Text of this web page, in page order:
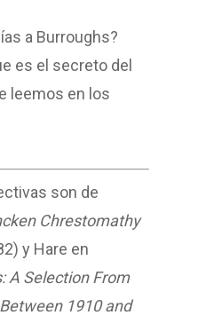
a Burroughs?
es el secreto del
leemos en los
son de
Chrestomathy
y Hare en
A Selection From
1910 and